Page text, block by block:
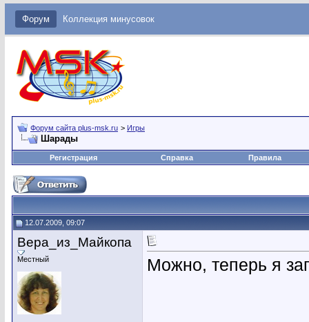
Форум Коллекция минусовок
Форум сайта plus-msk.ru > Игры
Шарады
Регистрация Справка Правила
12.07.2009, 09:07
Вера_из_Майкопа
Местный Можно, теперь я